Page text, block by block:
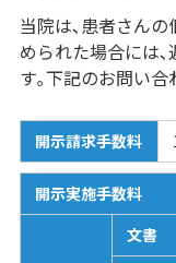
当院は､患者さん
められた場合には
す｡下記のお問い合
開示請求手数料
開示実施手数料
文書